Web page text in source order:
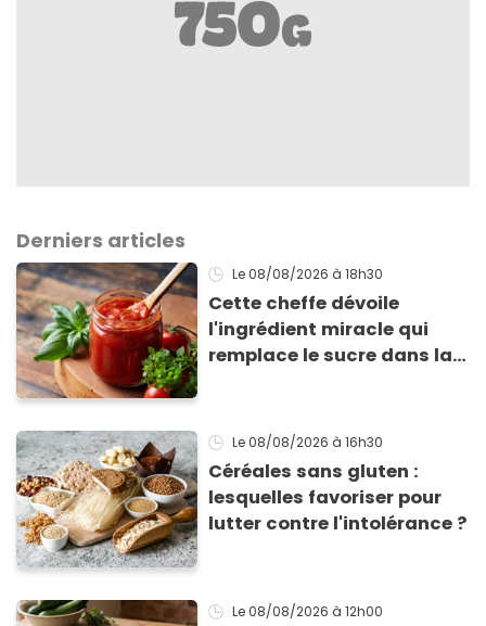
Derniers articles
Le 08/08/2026 à 18h30
Cette cheffe dévoile
l'ingrédient miracle qui
remplace le sucre dans la
Le 08/08/2026 à 16h30
Céréales sans gluten :
lesquelles favoriser pour
lutter contre l'intolérance ?
Le 08/08/2026 à 12h00